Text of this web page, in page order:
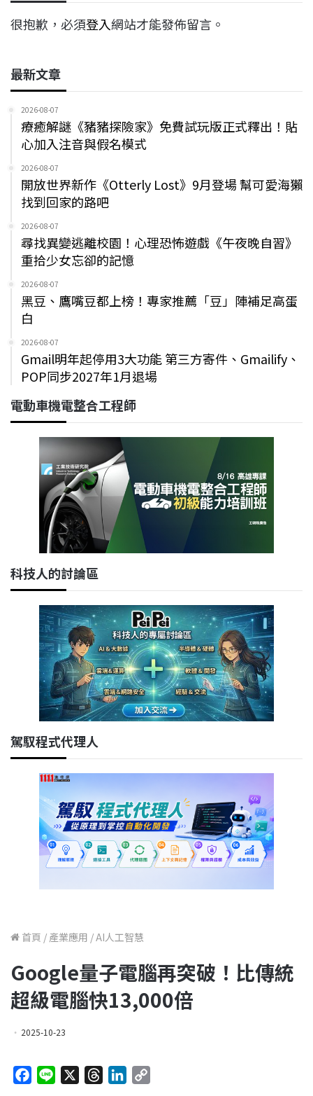
很抱歉，必須登入網站才能發佈留言。
最新文章
2026-08-07
療癒解謎《豬豬探險家》免費試玩版正式釋出！貼
心加入注音與假名模式
2026-08-07
開放世界新作《Otterly Lost》9月登場 幫可愛海獺
找到回家的路吧
2026-08-07
尋找異變逃離校園！心理恐怖遊戲《午夜晚自習》
重拾少女忘卻的記憶
2026-08-07
黑豆、鷹嘴豆都上榜！專家推薦「豆」陣補足高蛋
白
2026-08-07
Gmail明年起停用3大功能 第三方寄件、Gmailify、
POP同步2027年1月退場
電動車機電整合工程師
科技人的討論區
駕馭程式代理人